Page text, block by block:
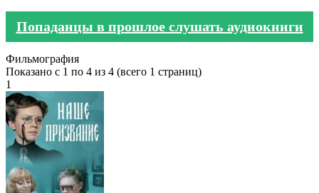
Попаданцы в прошлое слушать аудиокниги
Фильмография
Показано с 1 по 4 из 4 (всего 1 страниц)
1